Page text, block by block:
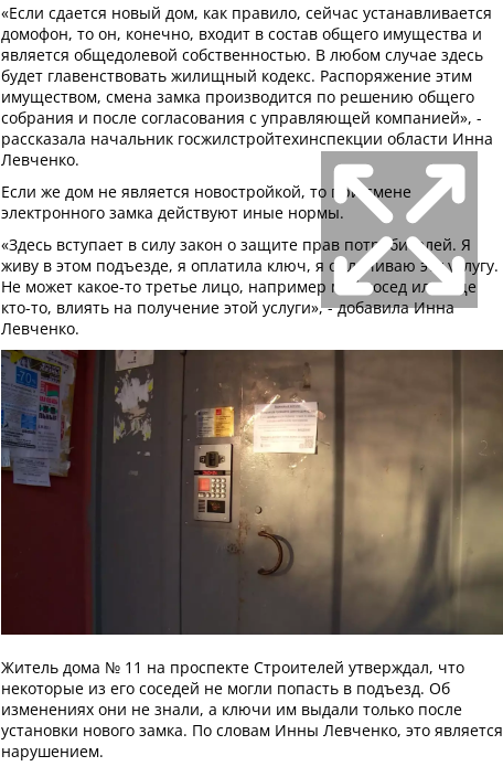
«Если сдается новый дом, как правило, сейчас устанавливается
домофон, то он, конечно, входит в состав общего имущества и
является общедолевой собственностью. В любом случае здесь
будет главенствовать жилищный кодекс. Распоряжение этим
имуществом, смена замка производится по решению общего
собрания и после согласования с управляющей компанией», -
рассказала начальник госжилстройтехинспекции области Инна
Левченко.
Если же дом не является новостройкой, то при смене
электронного замка действуют иные нормы.
«Здесь вступает в силу закон о защите прав потребителей. Я
живу в этом подъезде, я оплатила ключ, я оплачиваю эту услугу.
Не может какое-то третье лицо, например мой сосед или еще
кто-то, влиять на получение этой услуги», - добавила Инна
Левченко.
Житель дома № 11 на проспекте Строителей утверждал, что
некоторые из его соседей не могли попасть в подъезд. Об
изменениях они не знали, а ключи им выдали только после
установки нового замка. По словам Инны Левченко, это является
нарушением.